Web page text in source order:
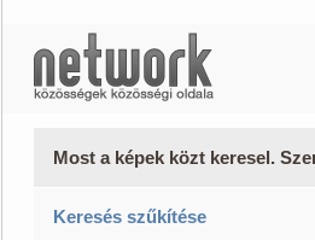
Most a képek közt keresel.
Keresés szűkítése